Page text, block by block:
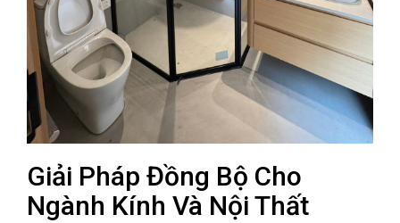
Giải Pháp Đồng Bộ Cho
Ngành Kính Và Nội Thất